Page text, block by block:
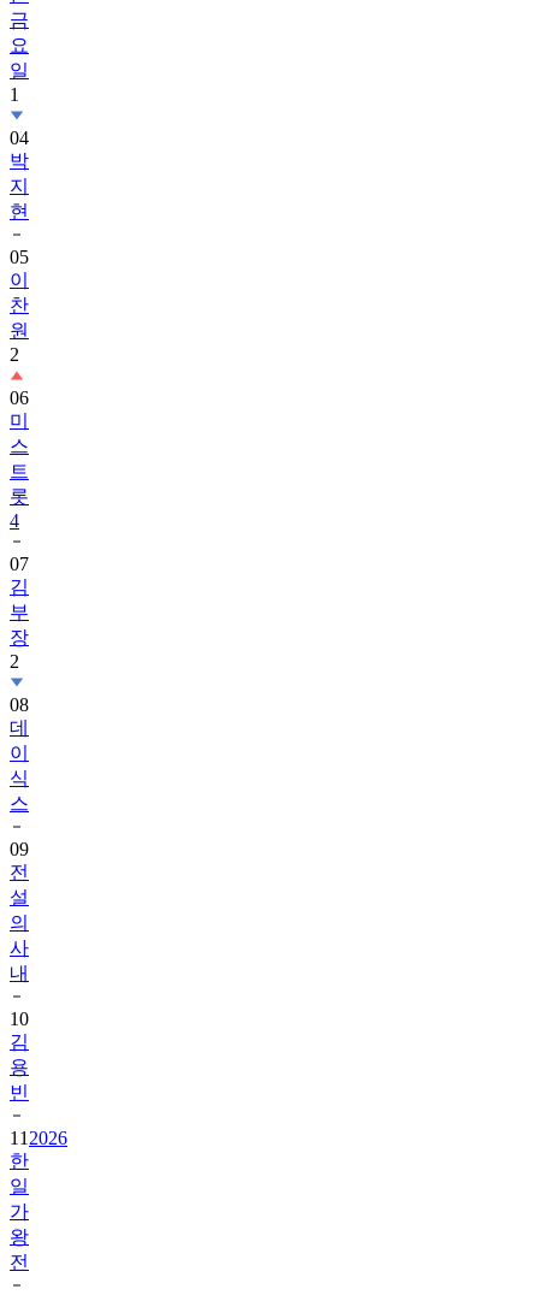
금
요
일
1
04
박
지
현
05
이
찬
원
2
06
미
스
트
롯
4
07
김
부
장
2
08
데
이
식
스
09
전
설
의
사
내
10
김
용
빈
11 2026
한
일
가
왕
전